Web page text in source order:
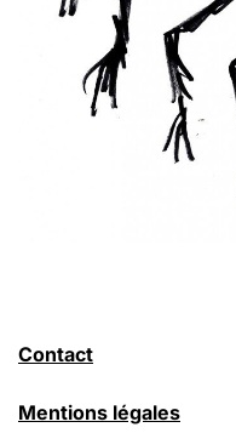
Contact
Mentions légales